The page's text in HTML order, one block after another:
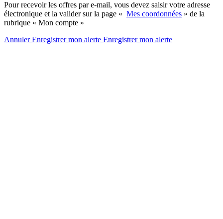
Pour recevoir les offres par e-mail, vous devez saisir votre adresse
électronique et la valider sur la page « Mes coordonnées » de la
rubrique « Mon compte »
AnnulerEnregistrer mon alerte Enregistrermon alerte